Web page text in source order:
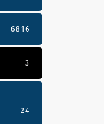
6816
3
24